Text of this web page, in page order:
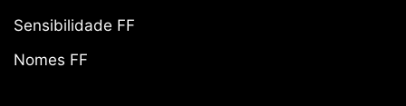
Sensibilidade FF
Nomes FF